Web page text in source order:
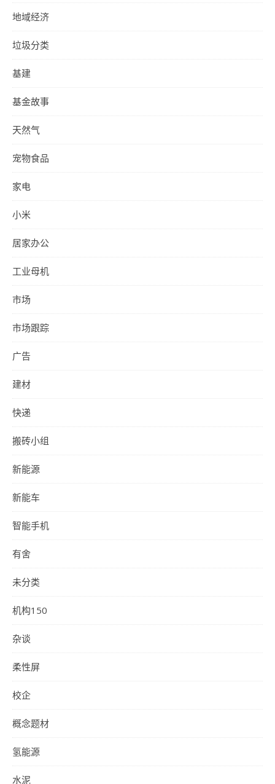
地域经济
垃圾分类
基建
基金故事
天然气
宠物食品
家电
小米
居家办公
工业母机
市场
市场跟踪
广告
建材
快递
搬砖小组
新能源
新能车
智能手机
有舍
未分类
机构150
杂谈
柔性屏
校企
概念题材
氢能源
水泥